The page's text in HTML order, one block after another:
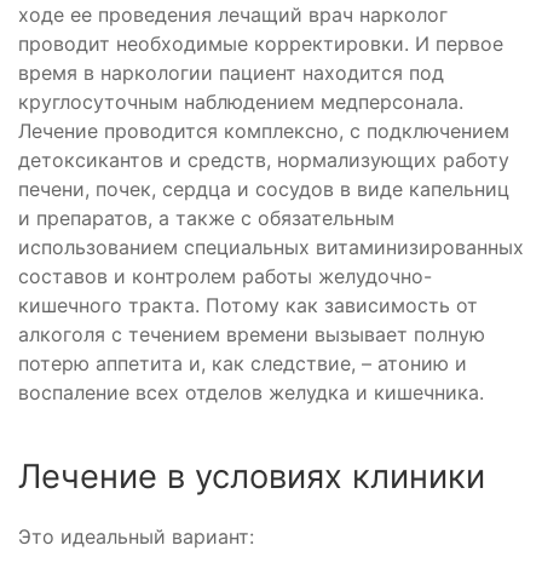
ходе ее проведения лечащий врач нарколог
проводит необходимые корректировки. И первое
время в наркологии пациент находится под
круглосуточным наблюдением медперсонала.
Лечение проводится комплексно, с подключением
детоксикантов и средств, нормализующих работу
печени, почек, сердца и сосудов в виде капельниц
и препаратов, а также с обязательным
использованием специальных витаминизированных
составов и контролем работы желудочно-
кишечного тракта. Потому как зависимость от
алкоголя с течением времени вызывает полную
потерю аппетита и, как следствие, – атонию и
воспаление всех отделов желудка и кишечника.
Лечение в условиях клиники
Это идеальный вариант: